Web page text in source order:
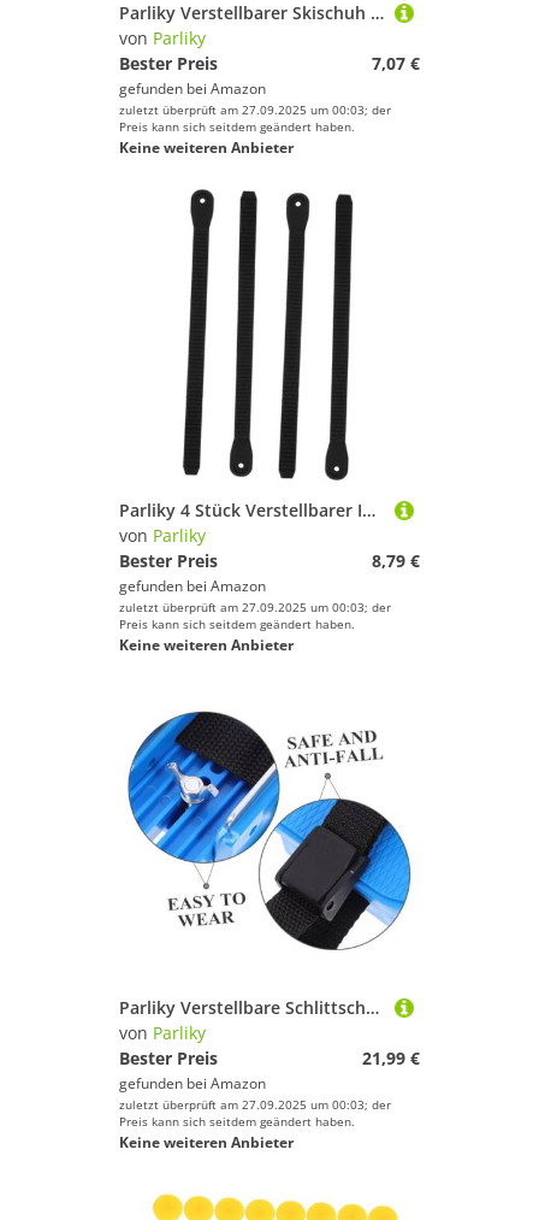
Parliky Verstellbarer Skischuh tragegurt aus Strapazierfähigem Polyester für Ski Rollschuhe Leichter Skiband Schultergurt zum Einfachen Transport Kompakt für Outdoor Sport und
von Parliky
Bester Preis
7,07 €
gefunden bei Amazon
zuletzt überprüft am 27.09.2025 um 00:03; der
Preis kann sich seitdem geändert haben.
Keine weiteren Anbieter
Parliky 4 Stück Verstellbarer Inline Skate Ersatzgurt mit Schrauben Langlebiger Rollschuh Energie Riemen für Verbesserte Stabilität und Kontrolle Passend für Schlittschuhe und Rollschuhe
von Parliky
Bester Preis
8,79 €
gefunden bei Amazon
zuletzt überprüft am 27.09.2025 um 00:03; der
Preis kann sich seitdem geändert haben.
Keine weiteren Anbieter
Parliky Verstellbare Schlittschuhe mit Antirutschriemen Eislaufschuhe für Jungen und Mädchen rutschfeste Schutzskates für Outdoor Eislaufen und Ski Training
von Parliky
Bester Preis
21,99 €
gefunden bei Amazon
zuletzt überprüft am 27.09.2025 um 00:03; der
Preis kann sich seitdem geändert haben.
Keine weiteren Anbieter